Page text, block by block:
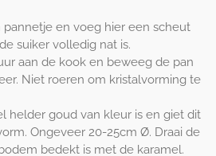
pannetje en voeg hier een scheut
suiker volledig nat is.
aan de kook en beweeg de pan
Niet roeren om kristalvorming te
helder goud van kleur is en giet dit
Ongeveer 20-25cm Ø. Draai de
bedekt is met de karamel.